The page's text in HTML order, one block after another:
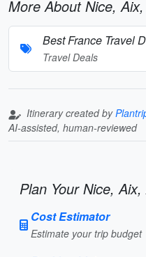
More About Nice,
Best France Travel
Travel Deals
Itinerary created by
AI-assisted, human-reviewed
Plan Your Nice,
Cost Estimator
Estimate your trip budget